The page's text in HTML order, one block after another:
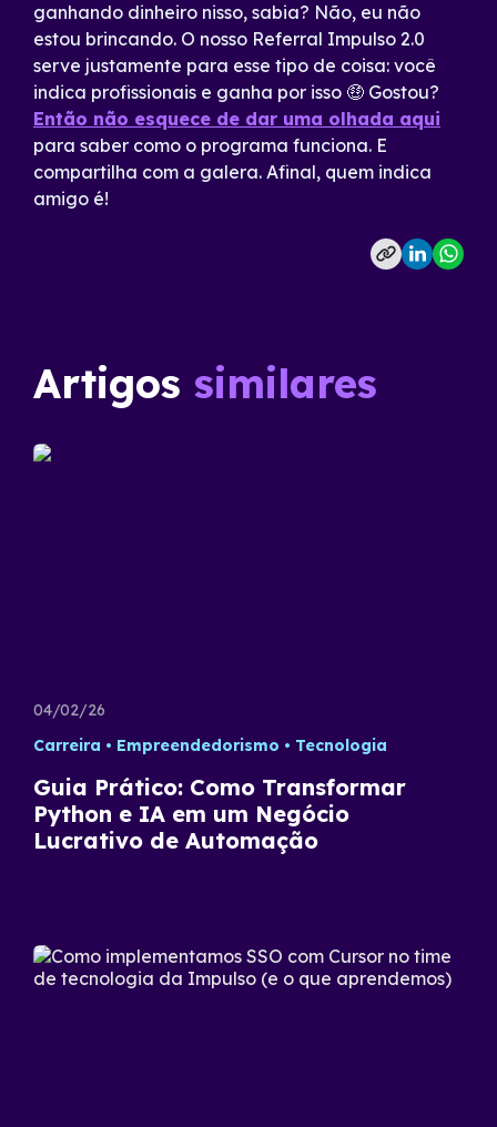
ganhando dinheiro nisso, sabia? Não, eu não
estou brincando. O nosso Referral Impulso 2.0
serve justamente para esse tipo de coisa: você
indica profissionais e ganha por isso 🤑 Gostou?
Então não esquece de dar uma olhada aqui
para saber como o programa funciona. E
compartilha com a galera. Afinal, quem indica
amigo é!
Artigos similares
04/02/26
Carreira
Empreendedorismo Tecnologia
Guia Prático: Como Transformar
Python e IA em um Negócio
Lucrativo de Automação